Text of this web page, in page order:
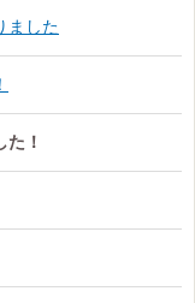
ました
！